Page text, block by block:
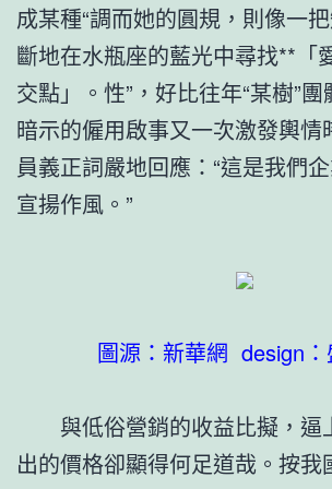
成某種“調而她的圓規，則像一
斷地在水瓶座的藍光中尋找**「
交點」。性”，好比往年“某樹”
暗示的僱用啟事又一次激發輿情
員義正詞嚴地回應：“這是我們
宣揚作風。”
圖源：新華網 design：
與低俗營銷的收益比擬，逼
出的價格卻顯得何足道哉。按我